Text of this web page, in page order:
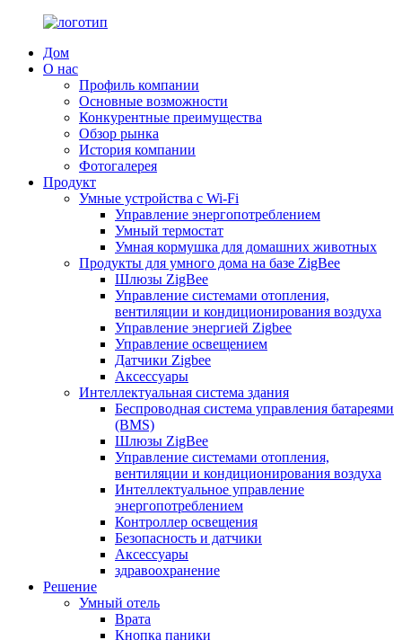
Дом
О нас
Профиль компании
Основные возможности
Конкурентные преимущества
Обзор рынка
История компании
Фотогалерея
Продукт
Умные устройства с Wi-Fi
Управление энергопотреблением
Умный термостат
Умная кормушка для домашних животных
Продукты для умного дома на базе ZigBee
Шлюзы ZigBee
Управление системами отопления,
вентиляции и кондиционирования воздуха
Управление энергией Zigbee
Управление освещением
Датчики Zigbee
Аксессуары
Интеллектуальная система здания
Беспроводная система управления батареями
(BMS)
Шлюзы ZigBee
Управление системами отопления,
вентиляции и кондиционирования воздуха
Интеллектуальное управление
энергопотреблением
Контроллер освещения
Безопасность и датчики
Аксессуары
здравоохранение
Решение
Умный отель
Врата
Кнопка паники